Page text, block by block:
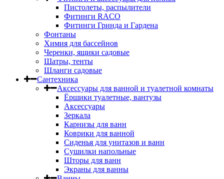
Пистолеты, распылители
Фитинги RACO
Фитинги Гринда и Гардена
Фонтаны
Химия для бассейнов
Черенки, ящики садовые
Шатры, тенты
Шланги садовые
Сантехника
Аксессуары для ванной и туалетной комнаты
Ёршики туалетные, вантузы
Аксессуары
Зеркала
Карнизы для ванн
Коврики для ванной
Сиденья для унитазов и ванн
Сушилки напольные
Шторы для ванн
Экраны для ванны